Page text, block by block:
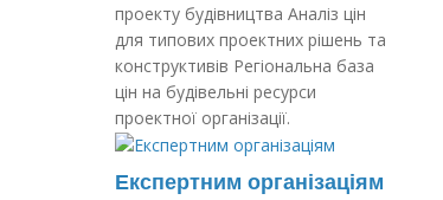
проекту будівництва Аналіз цін
для типових проектних рішень та
конструктивів Регіональна база
цін на будівельні ресурси
проектної організації.
Експертним організаціям